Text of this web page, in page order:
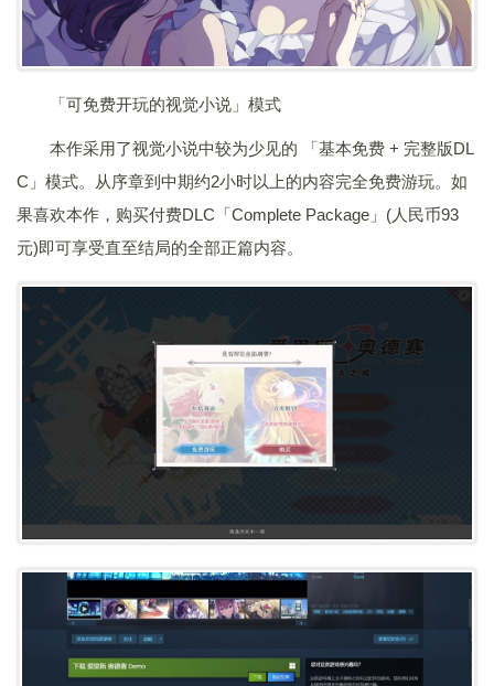
「可免费开玩的视觉小说」模式
本作采用了视觉小说中较为少见的 「基本免费 + 完整版DL
C」模式。从序章到中期约2小时以上的内容完全免费游玩。如
果喜欢本作，购买付费DLC「Complete Package」(人民币93
元)即可享受直至结局的全部正篇内容。